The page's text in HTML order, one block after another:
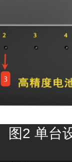
图2 单台